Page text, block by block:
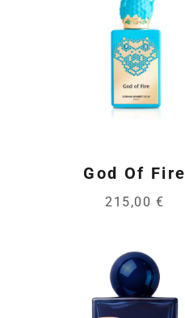
God Of Fire
215,00 €